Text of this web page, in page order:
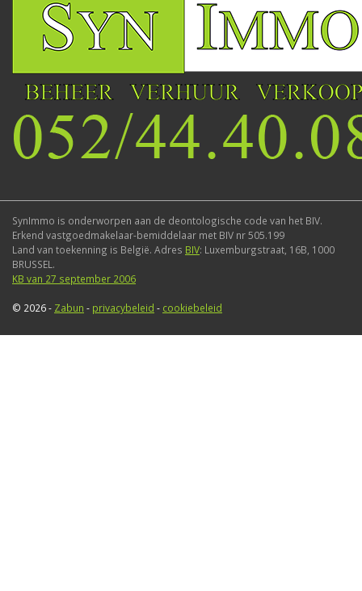
SynImmo is onderworpen aan de deontologische code van het BIV.
Erkend vastgoedmakelaar-bemiddelaar met BIV nr 505.199
Land van toekenning is België. Adres BIV: Luxemburgstraat, 16B, 1000
BRUSSEL.
KB van 27 september 2006
© 2026 - Zabun - privacybeleid - cookiebeleid